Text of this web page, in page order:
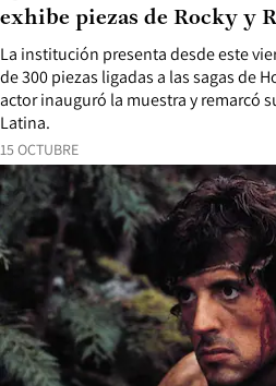
15 OCTUBRE
La institución presenta desde este
de 300 piezas ligadas a las sagas de
actor inauguró la muestra y remarcó
Latina.
exhibe piezas de Rocky y